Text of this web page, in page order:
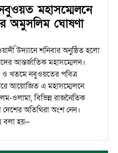
মহাসম্মেলনে
অমুসলিম ঘোষণা
উদ্যানে শনিবার অনুষ্ঠিত হলো
আন্তর্জাতিক মহাসম্মেলন।
ও খতমে নবুওয়তের পবিত্র
আয়োজিত এ মহাসম্মেলনে
ওলামা, বিভিন্ন রাজনৈতিক
দেশের অতিথিরা অংশ নেন।
বলা হয়—